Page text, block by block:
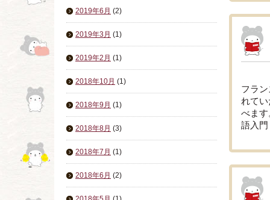
2019年6月 (2)
2019年3月 (1)
2019年2月 (1)
2018年10月 (1)
2018年9月 (1)
2018年8月 (3)
2018年7月 (1)
2018年6月 (2)
フラ
れて
べま
語入